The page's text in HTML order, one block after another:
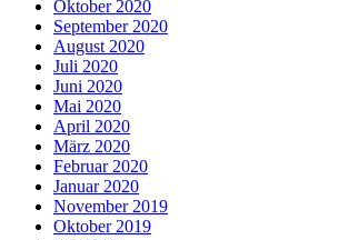
Oktober 2020
September 2020
August 2020
Juli 2020
Juni 2020
Mai 2020
April 2020
März 2020
Februar 2020
Januar 2020
November 2019
Oktober 2019